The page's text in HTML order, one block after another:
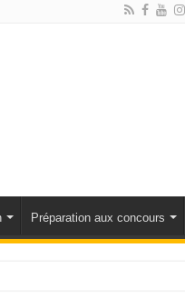
Préparation aux concours